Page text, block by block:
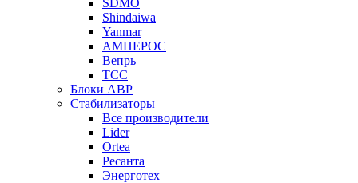
SDMO
Shindaiwa
Yanmar
АМПЕРОС
Вепрь
ТСС
Блоки АВР
Стабилизаторы
Все производители
Lider
Ortea
Ресанта
Энерготех